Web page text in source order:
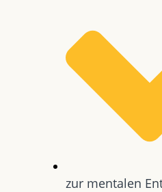
zur mentalen